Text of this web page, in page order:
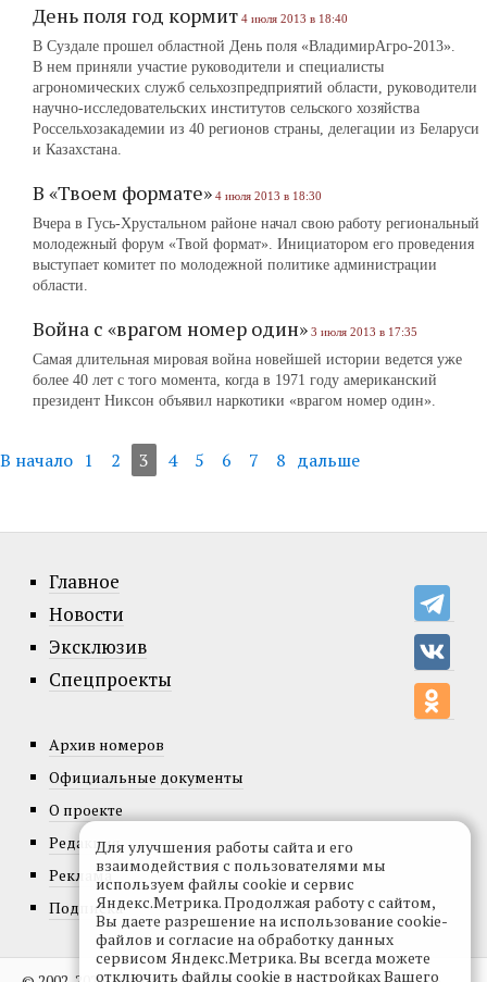
День поля год кормит 4 июля 2013 в 18:40
В Суздале прошел областной День поля «ВладимирАгро-2013».
В нем приняли участие руководители и специалисты
агрономических служб сельхозпредприятий области, руководители
научно-исследовательских институтов сельского хозяйства
Россельхозакадемии из 40 регионов страны, делегации из Беларуси
и Казахстана.
В «Твоем формате» 4 июля 2013 в 18:30
Вчера в Гусь-Хрустальном районе начал свою работу региональный
молодежный форум «Твой формат». Инициатором его проведения
выступает комитет по молодежной политике администрации
области.
Война с «врагом номер один» 3 июля 2013 в 17:35
Самая длительная мировая война новейшей истории ведется уже
более 40 лет с того момента, когда в 1971 году американский
президент Никсон объявил наркотики «врагом номер один».
В начало 1 2 3 4 5 6 7 8 дальше
Главное
Новости
Эксклюзив
Спецпроекты
Архив номеров
Официальные документы
О проекте
Редакция
Реклама
Подписка
Для улучшения работы сайта и его
взаимодействия с пользователями мы
используем файлы cookie и сервис
Яндекс.Метрика. Продолжая работу с сайтом,
Вы даете разрешение на использование cookie-
файлов и согласие на обработку данных
сервисом Яндекс.Метрика. Вы всегда можете
отключить файлы cookie в настройках Вашего